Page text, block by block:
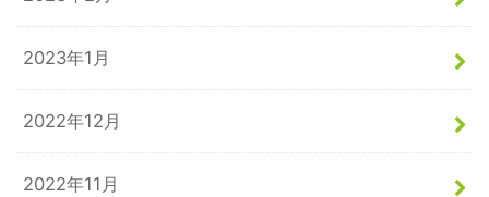
2023年1月
2022年12月
2022年11月